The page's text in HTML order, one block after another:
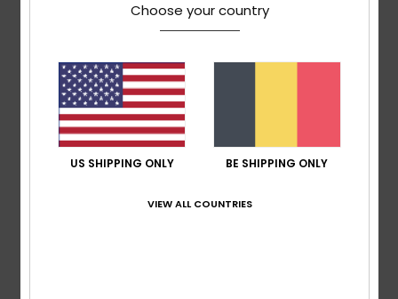
Afficher original - English
Rapport qualité / prix Taille
5
Choose your country
US SHIPPING ONLY BE SHIPPING ONLY
VIEW ALL COUNTRIES